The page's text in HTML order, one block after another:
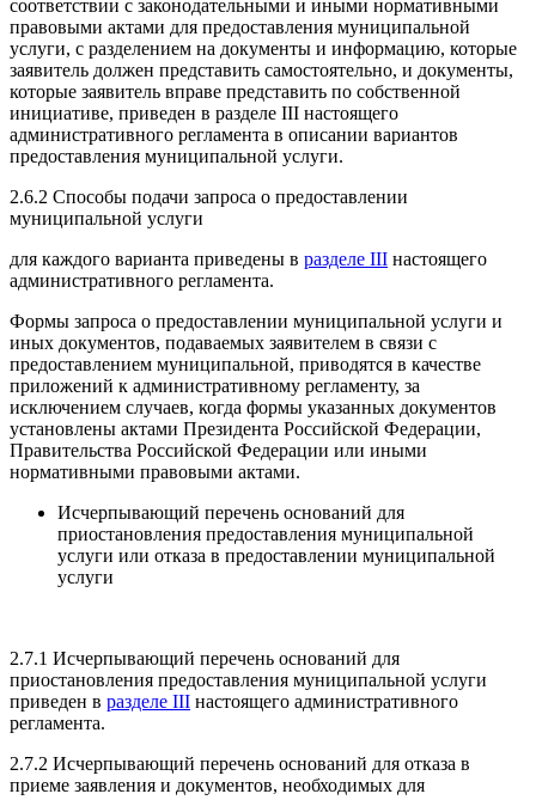
соответствии с законодательными и иными нормативными
правовыми актами для предоставления муниципальной
услуги, с разделением на документы и информацию, которые
заявитель должен представить самостоятельно, и документы,
которые заявитель вправе представить по собственной
инициативе, приведен в разделе III настоящего
административного регламента в описании вариантов
предоставления муниципальной услуги.
2.6.2 Способы подачи запроса о предоставлении
муниципальной услуги
для каждого варианта приведены в разделе III настоящего
административного регламента.
Формы запроса о предоставлении муниципальной услуги и
иных документов, подаваемых заявителем в связи с
предоставлением муниципальной, приводятся в качестве
приложений к административному регламенту, за
исключением случаев, когда формы указанных документов
установлены актами Президента Российской Федерации,
Правительства Российской Федерации или иными
нормативными правовыми актами.
Исчерпывающий перечень оснований для
приостановления предоставления муниципальной
услуги или отказа в предоставлении муниципальной
услуги
2.7.1 Исчерпывающий перечень оснований для
приостановления предоставления муниципальной услуги
приведен в разделе III настоящего административного
регламента.
2.7.2 Исчерпывающий перечень оснований для отказа в
приеме заявления и документов, необходимых для